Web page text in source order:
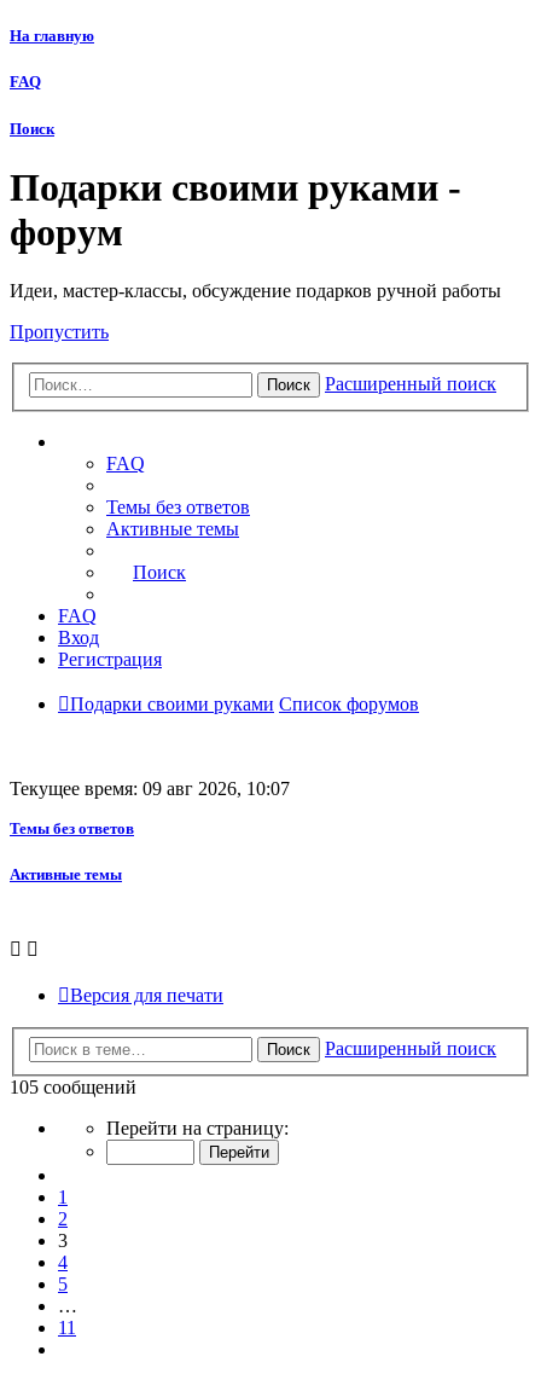
На главную
FAQ
Поиск
Подарки своими руками -
форум
Идеи, мастер-классы, обсуждение подарков ручной работы
Пропустить
Поиск Расширенный поиск
FAQ
Темы без ответов
Активные темы
Поиск
FAQ
Вход
Регистрация
Подарки своими руками Список форумов
Текущее время: 09 авг 2026, 10:07
Темы без ответов
Активные темы
Версия для печати
Поиск
Расширенный поиск
105 сообщений
Страница
11
Перейти на страницу:
1
2
3
4
5
…
11